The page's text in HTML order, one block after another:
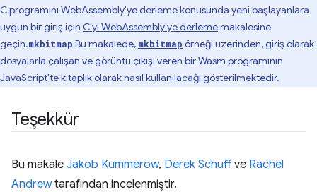
C programını WebAssembly'ye derleme konusunda yeni başlayanlara
uygun bir giriş için C'yi WebAssembly'ye derlememakalesine
geçin.mkbitmap Bu makalede, mkbitmap örneği üzerinden, giriş olarak
dosyalarla çalışan ve görüntü çıkışı veren bir Wasm programının
JavaScript'te kitaplık olarak nasıl kullanılacağı gösterilmektedir.
Teşekkür
Bu makale Jakob Kummerow, Derek Schuff ve Rachel
Andrewtarafından incelenmiştir.